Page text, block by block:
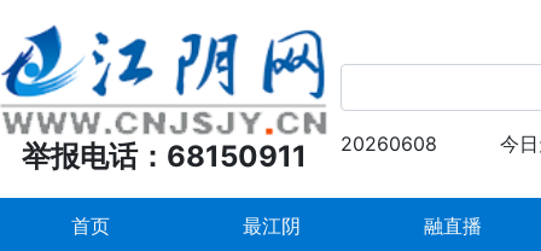
举报电话：68150911 20260608 今
首页 最江阴 融直播